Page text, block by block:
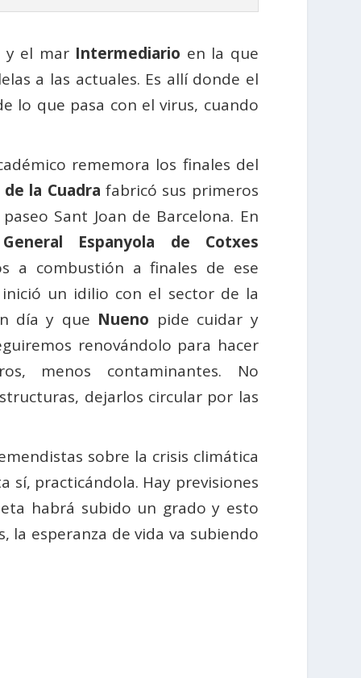
y el mar Intermediario en la que
a las actuales. Es allí donde el
lo que pasa con el virus, cuando
rememora los finales del
de la Cuadra fabricó sus primeros
Sant Joan de Barcelona. En
Espanyola de Cotxes
a combustión a finales de ese
un idilio con el sector de la
día y que Nueno pide cuidar y
renovándolo para hacer
menos contaminantes. No
dejarlos circular por las
sobre la crisis climática
sí, practicándola. Hay previsiones
habrá subido un grado y esto
esperanza de vida va subiendo